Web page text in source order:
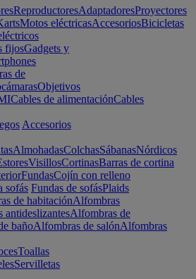
ReproductoresAdaptadoresProyectores
Motos eléctricasAccesoriosBicicletas
fijosGadgets y
de
Objetivos
Cables de alimentaciónCables
Accesorios
AlmohadasColchasSábanasNórdicos
VisillosCortinasBarras de cortina
FundasCojín con relleno
sofás Fundas de sofásPlaids
de habitaciónAlfombras
antideslizantesAlfombras de
bañoAlfombras de salónAlfombras
Toallas
Servilletas